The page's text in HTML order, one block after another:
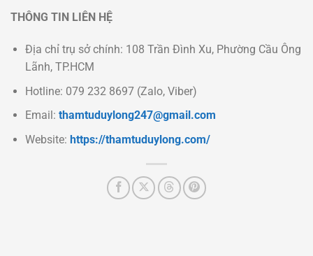
THÔNG TIN LIÊN HỆ
Địa chỉ trụ sở chính: 108 Trần Đình Xu, Phường Cầu Ông
Lãnh, TP.HCM
Hotline: 079 232 8697 (Zalo, Viber)
Email: thamtuduylong247@gmail.com
Website: https://thamtuduylong.com/